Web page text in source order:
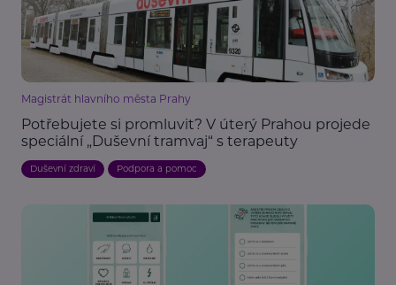
Magistrát hlavního města Prahy
Potřebujete si promluvit? V úterý Prahou projede
speciální „Duševní tramvaj“ s terapeuty
Duševní zdraví Podpora a pomoc